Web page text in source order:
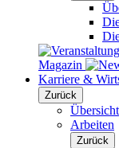
Magazin
Karriere &
Zurück
Übersicht
Arbeiten
Zurück